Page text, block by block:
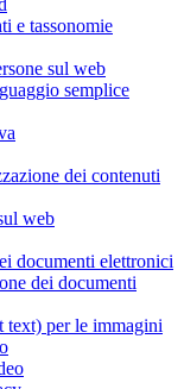
e tassonomie
sul web
semplice
dei contenuti
web
documenti elettronici
dei documenti
text) per le immagini